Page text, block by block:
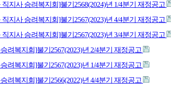
직지사 승려복지회]불기2568(2024)년 1/4분기 재정공고
직지사 승려복지회]불기2567(2023)년 4/4분기 재정공고
직지사 승려복지회]불기2567(2023)년 3/4분기 재정공고
려복지회]불기2567(2023)년 2/4분기 재정공고
려복지회]불기2567(2023)년 1/4분기 재정공고
려복지회]불기2566(2022)년 4/4분기 재정공고